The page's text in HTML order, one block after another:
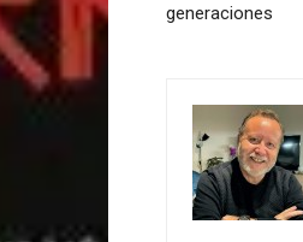
generaciones